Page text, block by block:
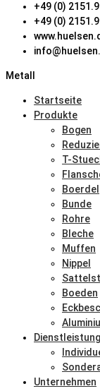
+49 (0)
+49 (0)
Metall
Startseite
Produkte
Bogen
T-
Boerdel
Bunde
Rohre
Bleche
Muffen
Nippel
Boeden
Unternehmen